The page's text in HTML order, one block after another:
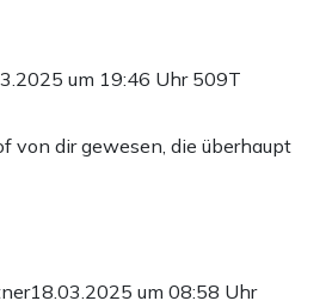
um 19:46 Uhr 509T
von dir gewesen, die überhaupt
18.03.2025 um 08:58 Uhr